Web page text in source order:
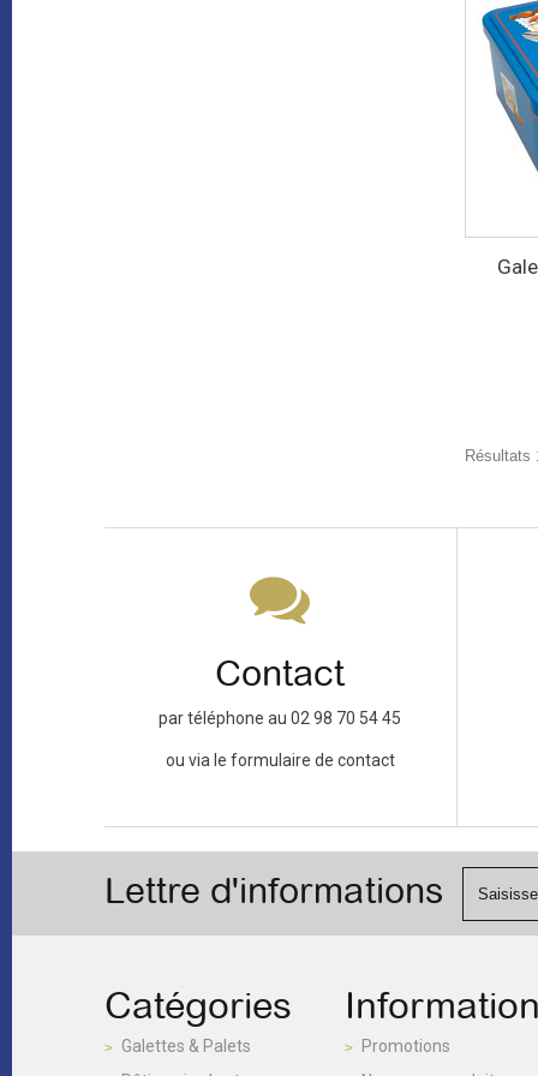
Résultats
Contact
par téléphone au 02 98 70 54 45
ou via le formulaire de contact
Lettre d'informations
Catégories
Galettes & Palets
Promotions